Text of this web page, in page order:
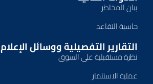
بيان المخاطر
حاسبة التقاعد
التقارير التفصيلية ووسائل الإعلام
نظرة مستقبلية على السوق
عملية الاستثمار